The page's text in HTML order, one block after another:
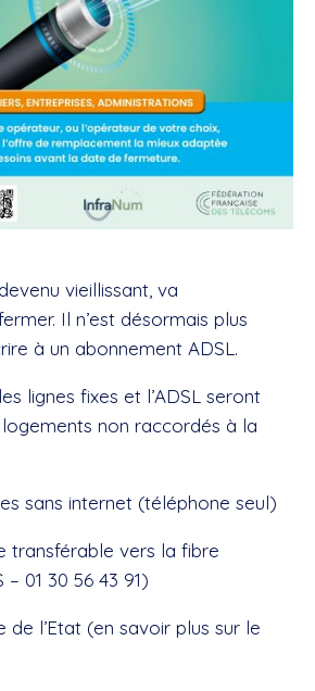
vieillissant, va
Il n’est désormais plus
à un abonnement ADSL.
lignes fixes et l’ADSL seront
non raccordés à la
sans internet (téléphone seul)
transférable vers la fibre
01 30 56 43 91)
de l’Etat (en savoir plus sur le